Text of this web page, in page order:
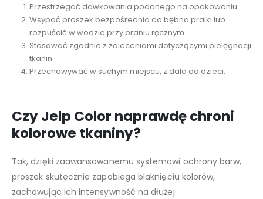
Przestrzegać dawkowania podanego na opakowaniu.
Wsypać proszek bezpośrednio do bębna pralki lub
rozpuścić w wodzie przy praniu ręcznym.
Stosować zgodnie z zaleceniami dotyczącymi pielęgnacji
tkanin.
Przechowywać w suchym miejscu, z dala od dzieci.
Czy Jelp Color naprawdę chroni
kolorowe tkaniny?
Tak, dzięki zaawansowanemu systemowi ochrony barw,
proszek skutecznie zapobiega blaknięciu kolorów,
zachowując ich intensywność na dłużej.